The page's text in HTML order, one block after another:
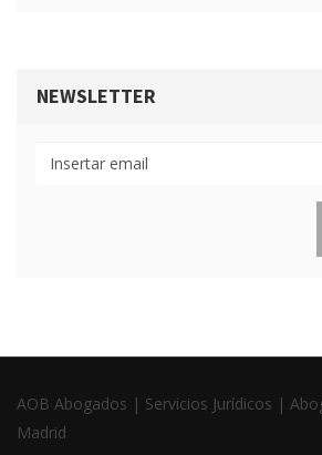
NEWSLETTER
AOB Abogados | Servicios Jurídicos |
Madrid